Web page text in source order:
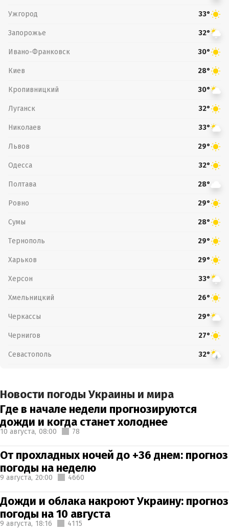
Ужгород 33°
Запорожье 32°
Ивано-Франковск 30°
Киев 28°
Кропивницкий 30°
Луганск 32°
Николаев 33°
Львов 29°
Одесса 32°
Полтава 28°
Ровно 29°
Сумы 28°
Тернополь 29°
Харьков 29°
Херсон 33°
Хмельницкий 26°
Черкассы 29°
Чернигов 27°
Севастополь 32°
Новости погоды Украины и мира
Где в начале недели прогнозируются
дожди и когда станет холоднее
10 августа, 08:00 78
От прохладных ночей до +36 днем: прогноз
погоды на неделю
9 августа, 20:00 4660
Дожди и облака накроют Украину: прогноз
погоды на 10 августа
9 августа, 18:16 4115